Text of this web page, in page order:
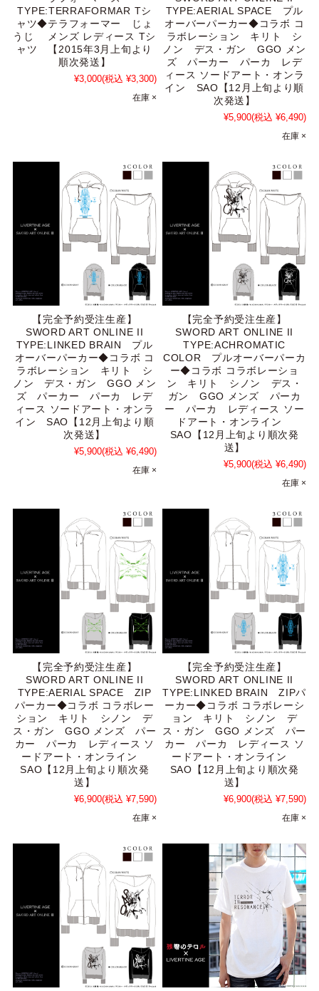
TYPE:TERRAFORMAR Tシ
ャツ◆テラフォーマー じょ
うじ メンズ レディース Tシ
ャツ 【2015年3月上旬より
順次発送】
¥3,000(税込 ¥3,300)
在庫 ×
TYPE:AERIAL SPACE プル
オーバーパーカー◆コラボ コ
ラボレーション キリト シ
ノン デス・ガン GGO メン
ズ パーカー パーカ レデ
ィース ソードアート・オンラ
イン SAO【12月上旬より順
次発送】
¥5,900(税込 ¥6,490)
在庫 ×
【完全予約受注生産】
SWORD ART ONLINE II
TYPE:LINKED BRAIN プル
オーバーパーカー◆コラボ コ
ラボレーション キリト シ
ノン デス・ガン GGO メン
ズ パーカー パーカ レデ
ィース ソードアート・オンラ
イン SAO【12月上旬より順
次発送】
¥5,900(税込 ¥6,490)
在庫 ×
【完全予約受注生産】
SWORD ART ONLINE II
TYPE:ACHROMATIC
COLOR プルオーバーパーカ
ー◆コラボ コラボレーショ
ン キリト シノン デス・
ガン GGO メンズ パーカ
ー パーカ レディース ソー
ドアート・オンライン
SAO【12月上旬より順次発
送】
¥5,900(税込 ¥6,490)
在庫 ×
【完全予約受注生産】
SWORD ART ONLINE II
TYPE:AERIAL SPACE ZIP
パーカー◆コラボ コラボレー
ション キリト シノン デ
ス・ガン GGO メンズ パー
カー パーカ レディース ソ
ードアート・オンライン
SAO【12月上旬より順次発
送】
¥6,900(税込 ¥7,590)
在庫 ×
【完全予約受注生産】
SWORD ART ONLINE II
TYPE:LINKED BRAIN ZIPパ
ーカー◆コラボ コラボレーシ
ョン キリト シノン デ
ス・ガン GGO メンズ パー
カー パーカ レディース ソ
ードアート・オンライン
SAO【12月上旬より順次発
送】
¥6,900(税込 ¥7,590)
在庫 ×